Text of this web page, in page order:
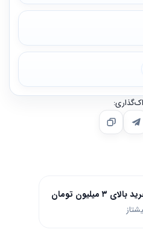
میلیون تومان